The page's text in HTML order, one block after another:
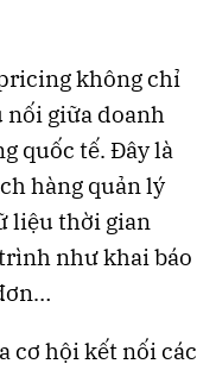
không chỉ
nối giữa doanh
quốc tế. Đây là
hàng quản lý
liệu thời gian
như khai báo
cơ hội kết nối các